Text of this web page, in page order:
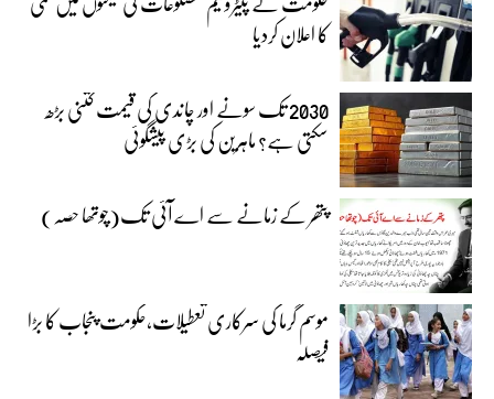
کا اعلان کردیا
2030 تک سونے اور چاندی کی قیمت کتنی بڑھ
سکتی ہے؟ ماہرین کی بڑی پیشگوئی
پتھر کے زمانے سے اے آئی تک(چوتھا حصہ)
موسم گرما کی سرکاری تعطیلات،حکومت پنجاب کا بڑا
فیصلہ